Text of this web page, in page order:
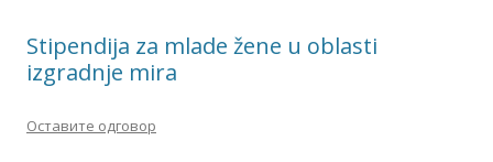
Stipendija za mlade žene u oblasti
izgradnje mira
Оставите одговор